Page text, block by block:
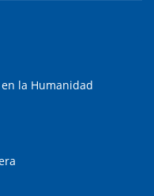
la Humanidad